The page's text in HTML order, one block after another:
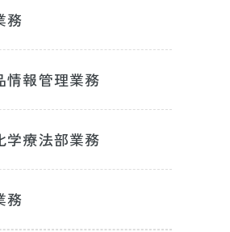
務
情報管理業務
学療法部業務
務